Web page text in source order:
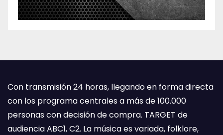
Con transmisión 24 horas, llegando en forma directa
con los programa centrales a más de 100.000
personas con decisión de compra. TARGET de
audiencia ABC1, C2. La música es variada, folklore,